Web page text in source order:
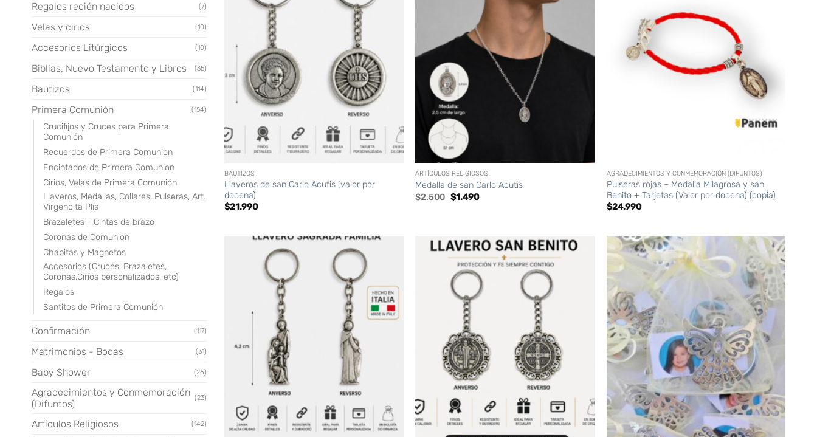
Regalos recién nacidos (7)
Velas y cirios (10)
Accesorios Litúrgicos (10)
Biblias, Nuevo Testamento y Libros (35)
Bautizos (114)
Primera Comunión (154)
Crucifijos y Cruces para Primera
Comunión
Recuerdos de Primera Comunion
Encintados de Primera Comunion
Cirios, Velas de Primera Comunión
Llaveros, Medallas, Collares, Pulseras, Art.
Virgencita Plis
Brazaletes - Cintas de brazo
Coronas de Comunion
Chapitas y Magnetos
Accesorios (Cruces, Brazaletes,
Coronas,Cirios personalizados, etc)
Regalos
Santitos de Primera Comunión
Confirmación (117)
Matrimonios - Bodas (31)
Baby Shower (26)
Agradecimientos y Conmemoración
(Difuntos)
(23)
Artículos Religiosos (142)
+
BAUTIZOS
Llaveros de san Carlo Acutis (valor por
docena)
$21.990
+
ARTÍCULOS RELIGIOSOS
Medalla de san Carlo Acutis
$2.500 El
$1.490El
AGRADECIMIENTOS Y CONMEMORACIÓN (DIFUNTOS)
Pulseras rojas – Medalla Milagrosa y san
Benito + Tarjetas (Valor por docena) (copia)
$24.990